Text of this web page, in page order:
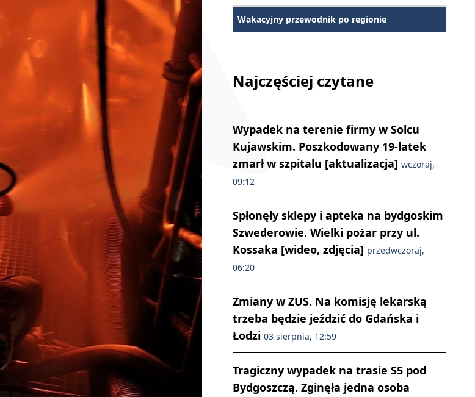
Wakacyjny przewodnik po regionie
Najczęściej czytane
Wypadek na terenie firmy w Solcu
Kujawskim. Poszkodowany 19-latek
zmarł w szpitalu [aktualizacja] wczoraj,
09:12
Spłonęły sklepy i apteka na bydgoskim
Szwederowie. Wielki pożar przy ul.
Kossaka [wideo, zdjęcia] przedwczoraj,
06:20
Zmiany w ZUS. Na komisję lekarską
trzeba będzie jeździć do Gdańska i
Łodzi 03 sierpnia, 12:59
Tragiczny wypadek na trasie S5 pod
Bydgoszczą. Zginęła jedna osoba